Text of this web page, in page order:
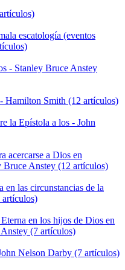
escatología (eventos
- Stanley Bruce Anstey
Hamilton Smith (12 artículos)
la Epístola a los - John
acercarse a Dios en
Bruce Anstey (12 artículos)
en las circunstancias de la
en los hijos de Dios en
(7 artículos)
Nelson Darby (7 artículos)